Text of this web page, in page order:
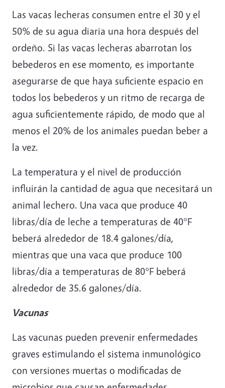
Las vacas lecheras consumen entre el 30 y el
50% de su agua diaria una hora después del
ordeño. Si las vacas lecheras abarrotan los
bebederos en ese momento, es importante
asegurarse de que haya suficiente espacio en
todos los bebederos y un ritmo de recarga de
agua suficientemente rápido, de modo que al
menos el 20% de los animales puedan beber a
la vez.
La temperatura y el nivel de producción
influirán la cantidad de agua que necesitará un
animal lechero. Una vaca que produce 40
libras/día de leche a temperaturas de 40°F
beberá alrededor de 18.4 galones/día,
mientras que una vaca que produce 100
libras/día a temperaturas de 80°F beberá
alrededor de 35.6 galones/día.
Vacunas
Las vacunas pueden prevenir enfermedades
graves estimulando el sistema inmunológico
con versiones muertas o modificadas de